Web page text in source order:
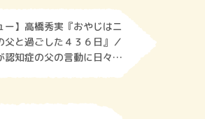
ー】高橋秀実『おやじはニ
と過ごした４３６日』／
認知症の父の言動に日々目